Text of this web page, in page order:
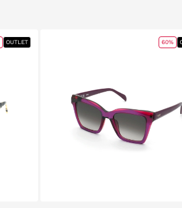
OUTLET 60%